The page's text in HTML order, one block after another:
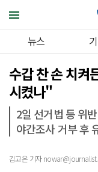
뉴스
수갑 찬 손 치켜
시켰나"
2일 선거법 등 위
야간조사 거부 후
김고은 기자